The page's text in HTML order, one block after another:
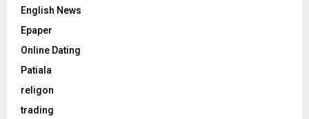
English News
Epaper
Online Dating
Patiala
religon
trading